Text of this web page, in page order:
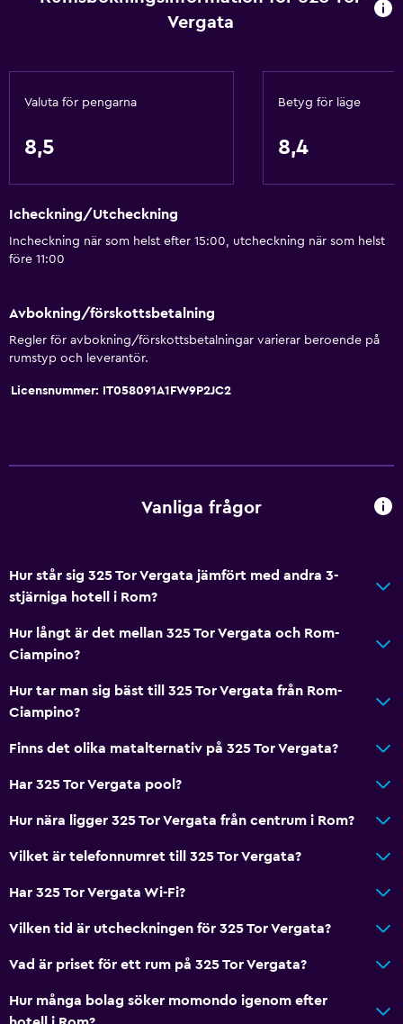
Tillgänglighet och lämplighet
Hela enheten är rullstolsanpassad
Handikappvänligt
Toalett med stödhandtag
Hårfön
Toalett
Familjerum
Ljudisolering
Kakel/marmorgolv
Bar/lounge
Frukost på rummet
Försäljningsautomat (drycker)
Tjänster och bekvämligheter
Vergata
Valuta för pengarna
8,5
Betyg för läge
8,4
Icheckning/Utcheckning
Incheckning när som helst efter 15:00, utcheckning när som helst
före 11:00
Avbokning/förskottsbetalning
Regler för avbokning/förskottsbetalningar varierar beroende på
rumstyp och leverantör.
Licensnummer: IT058091A1FW9P2JC2
Vanliga frågor
Hur står sig 325 Tor Vergata jämfört med andra 3-
stjärniga hotell i Rom?
Hur långt är det mellan 325 Tor Vergata och Rom-
Ciampino?
Hur tar man sig bäst till 325 Tor Vergata från Rom-
Ciampino?
Finns det olika matalternativ på 325 Tor Vergata?
Har 325 Tor Vergata pool?
Hur nära ligger 325 Tor Vergata från centrum i Rom?
Vilket är telefonnumret till 325 Tor Vergata?
Har 325 Tor Vergata Wi-Fi?
Vilken tid är utcheckningen för 325 Tor Vergata?
Vad är priset för ett rum på 325 Tor Vergata?
Hur många bolag söker momondo igenom efter